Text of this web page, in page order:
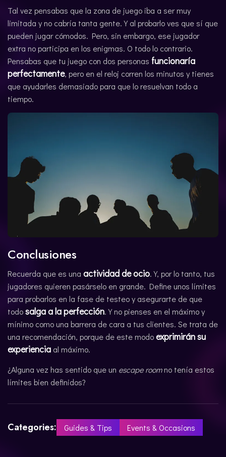
Tal vez pensabas que la zona de juego iba a ser muy
limitada y no cabría tanta gente. Y al probarlo ves que sí que
pueden jugar cómodos. Pero, sin embargo, ese jugador
extra no participa en los enigmas. O todo lo contrario.
Pensabas que tu juego con dos personas funcionaría
perfectamente, pero en el reloj corren los minutos y tienes
que ayudarles demasiado para que lo resuelvan todo a
tiempo.
Conclusiones
Recuerda que es una actividad de ocio. Y, por lo tanto, tus
jugadores quieren pasárselo en grande. Define unos límites
para probarlos en la fase de testeo y asegurarte de que
todosalga a la perfección. Y no pienses en el máximo y
mínimo como una barrera de cara a tus clientes. Se trata de
una recomendación, porque de este modoexprimirán su
experiencia al máximo.
¿Alguna vez has sentido que un escape roomno tenía estos
límites bien definidos?
Categories: Guides & Tips Events & Occasions